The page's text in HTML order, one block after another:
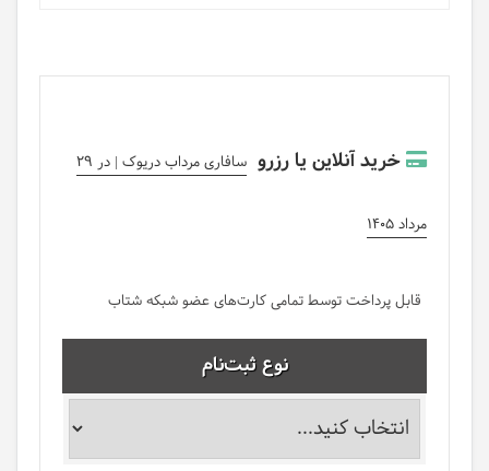
خرید آنلاین یا رزرو سافاری مرداب دریوک | در 29
مرداد 1405
قابل پرداخت توسط تمامی کارت‌های عضو شبکه شتاب
نوع ثبت‌نام